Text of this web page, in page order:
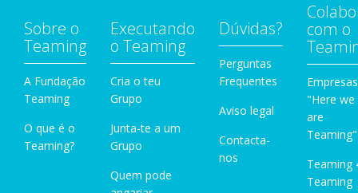
Sobre o
Teaming
A Fundação
Teaming
O que é o
Teaming?
Executando
o Teaming
Cria o teu
Grupo
Junta-te a um
Grupo
Quem pode
Dúvidas?
Perguntas
Frequentes
Aviso legal
Contacta-
nos
com o
Empresas
"Here we
are
Teaming"
Teaming
Teaming